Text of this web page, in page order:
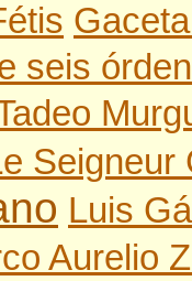
seis
Seigneur
Luis
Aurelio